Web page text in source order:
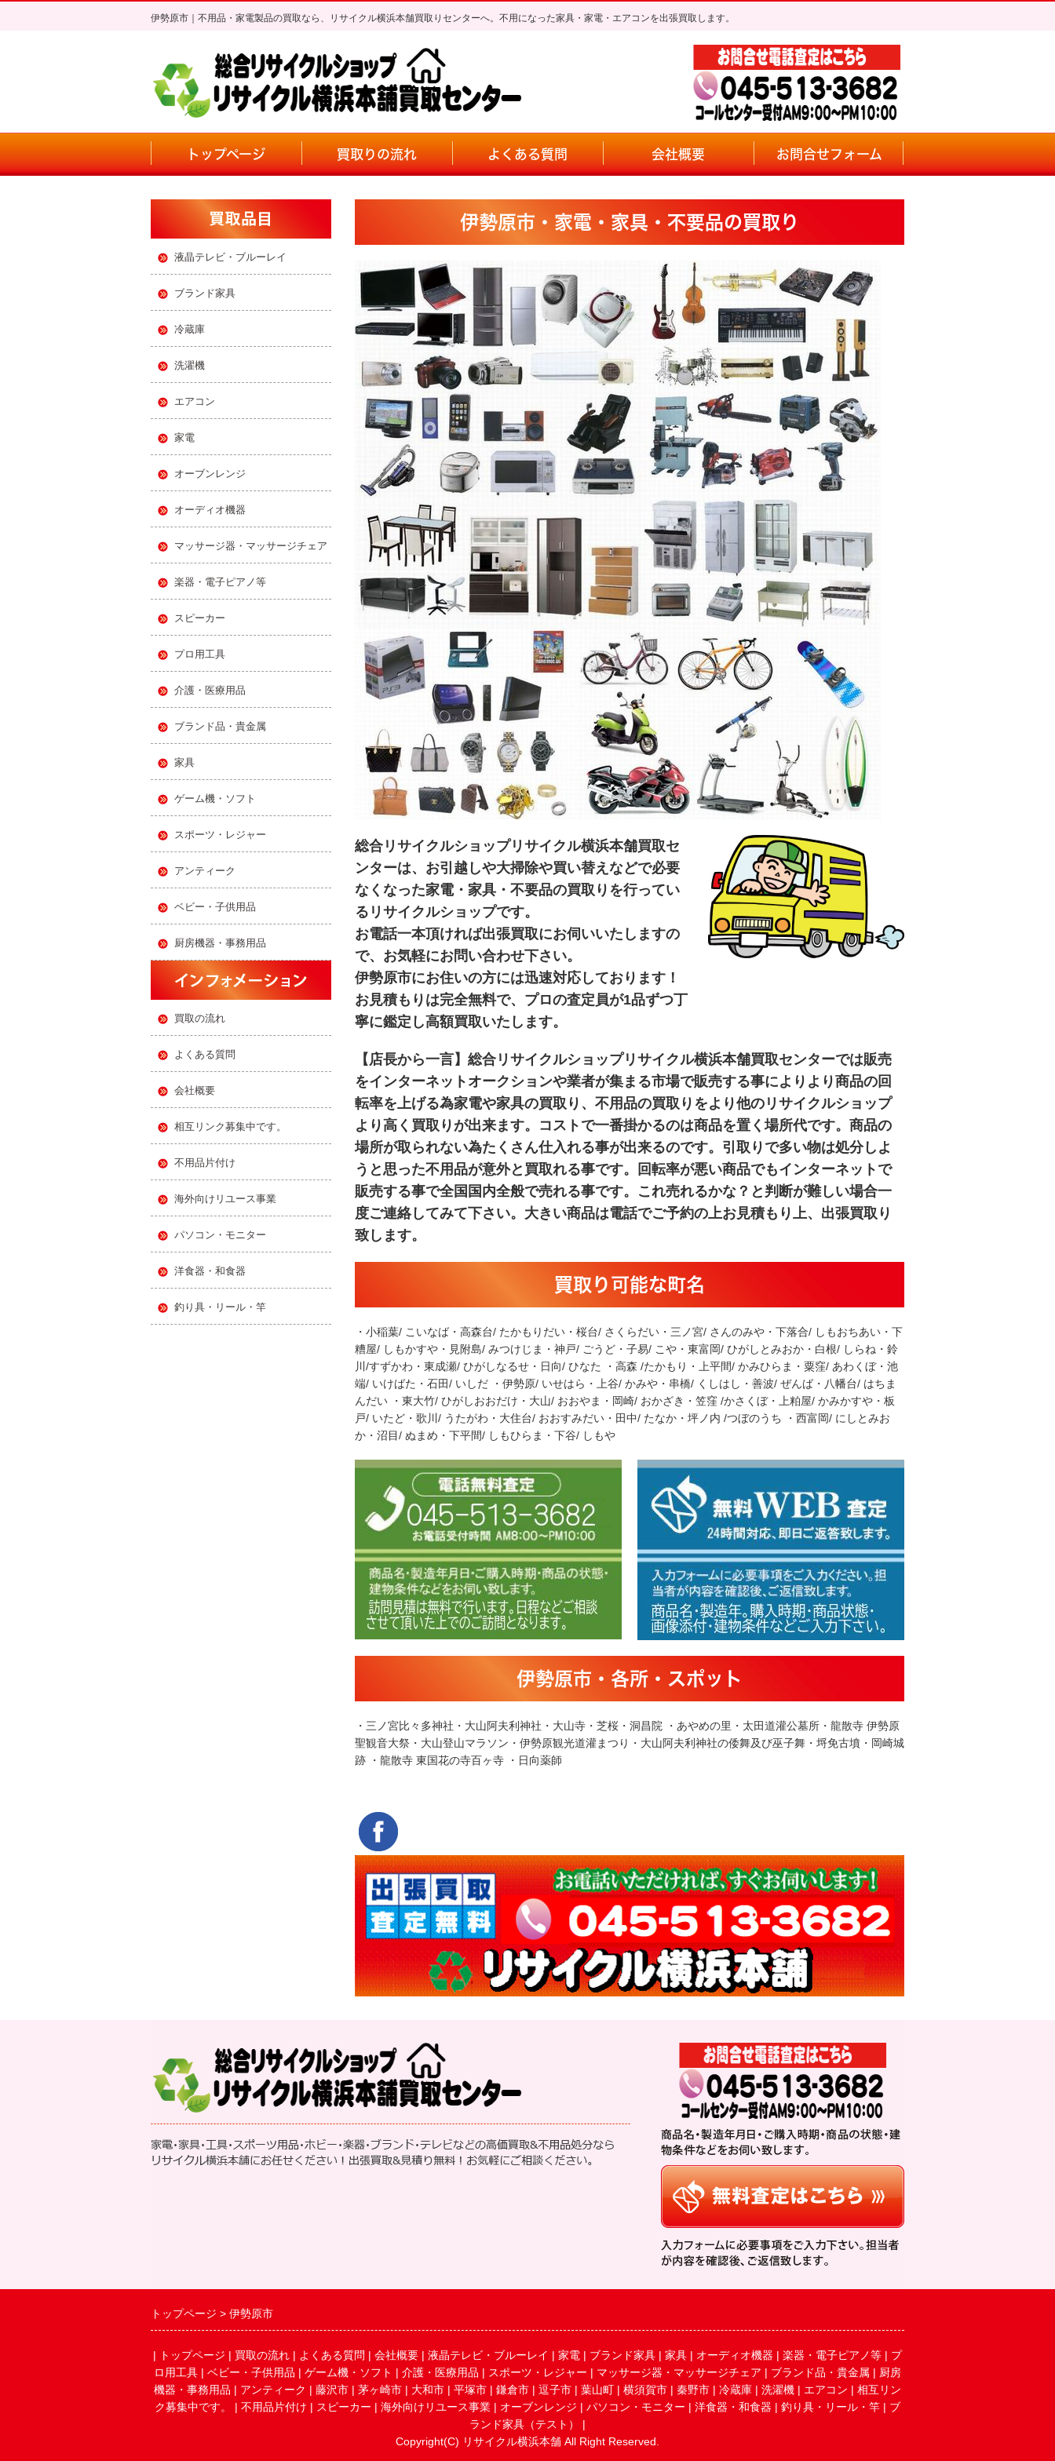
伊勢原市｜不用品・家電製品の買取なら、リサイクル横浜本舗買取りセンターへ。不用になった家具・家電・エアコンを出張買取します。
トップページ 買取りの流れ よくある質問 会社概要 お問合せフォーム
液晶テレビ・ブルーレイ
ブランド家具
冷蔵庫
洗濯機
エアコン
家電
オーブンレンジ
オーディオ機器
マッサージ器・マッサージチェア
楽器・電子ピアノ等
スピーカー
プロ用工具
介護・医療用品
ブランド品・貴金属
家具
ゲーム機・ソフト
スポーツ・レジャー
アンティーク
ベビー・子供用品
厨房機器・事務用品
買取の流れ
よくある質問
会社概要
相互リンク募集中です。
不用品片付け
海外向けリユース事業
パソコン・モニター
洋食器・和食器
釣り具・リール・竿
伊勢原市・家電・家具・不要品の買取り
総合リサイクルショップリサイクル横浜本舗買取セ
ンターは、お引越しや大掃除や買い替えなどで必要
なくなった家電・家具・不要品の買取りを行ってい
るリサイクルショップです。
お電話一本頂ければ出張買取にお伺いいたしますの
で、お気軽にお問い合わせ下さい。
伊勢原市にお住いの方には迅速対応しております！
お見積もりは完全無料で、プロの査定員が1品ずつ丁
寧に鑑定し高額買取いたします。
【店長から一言】総合リサイクルショップリサイクル横浜本舗買取センターでは販売
をインターネットオークションや業者が集まる市場で販売する事によりより商品の回
転率を上げる為家電や家具の買取り、不用品の買取りをより他のリサイクルショップ
より高く買取りが出来ます。コストで一番掛かるのは商品を置く場所代です。商品の
場所が取られない為たくさん仕入れる事が出来るのです。引取りで多い物は処分しよ
うと思った不用品が意外と買取れる事です。回転率が悪い商品でもインターネットで
販売する事で全国国内全般で売れる事です。これ売れるかな？と判断が難しい場合一
度ご連絡してみて下さい。大きい商品は電話でご予約の上お見積もり上、出張買取り
致します。
買取り可能な町名
・小稲葉/ こいなば・高森台/ たかもりだい・桜台/ さくらだい・三ノ宮/ さんのみや・下落合/ しもおちあい・下
糟屋/ しもかすや・見附島/ みつけじま・神戸/ ごうど・子易/ こや・東富岡/ ひがしとみおか・白根/ しらね・鈴
川/すずかわ・東成瀬/ ひがしなるせ・日向/ ひなた ・高森 /たかもり・上平間/ かみひらま・粟窪/ あわくぼ・池
端/ いけばた・石田/ いしだ ・伊勢原/ いせはら・上谷/ かみや・串橋/ くしはし・善波/ ぜんば・八幡台/ はちま
んだい ・東大竹/ ひがしおおだけ・大山/ おおやま・岡崎/ おかざき・笠窪 /かさくぼ・上粕屋/ かみかすや・板
戸/ いたど・歌川/ うたがわ・大住台/ おおすみだい・田中/ たなか・坪ノ内 /つぼのうち ・西富岡/ にしとみお
か・沼目/ ぬまめ・下平間/ しもひらま・下谷/ しもや
伊勢原市・各所・スポット
・三ノ宮比々多神社・大山阿夫利神社・大山寺・芝桜・洞昌院 ・あやめの里・太田道灌公墓所・龍散寺 伊勢原
聖観音大祭・大山登山マラソン・伊勢原観光道灌まつり・大山阿夫利神社の倭舞及び巫子舞・埒免古墳・岡崎城
跡 ・龍散寺 東国花の寺百ヶ寺 ・日向薬師
トップページ 伊勢原市
| トップページ | 買取の流れ | よくある質問 | 会社概要 | 液晶テレビ・ブルーレイ | 家電 | ブランド家具 | 家具 | オーディオ機器 | 楽器・電子ピアノ等 | プ
ロ用工具 | ベビー・子供用品 | ゲーム機・ソフト | 介護・医療用品 | スポーツ・レジャー | マッサージ器・マッサージチェア | ブランド品・貴金属 | 厨房
機器・事務用品 | アンティーク | 藤沢市 | 茅ヶ崎市 | 大和市 | 平塚市 | 鎌倉市 | 逗子市 | 葉山町 | 横須賀市 | 秦野市 | 冷蔵庫 | 洗濯機 | エアコン | 相互リン
ク募集中です。
| 不用品片付け | スピーカー | 海外向けリユース事業 | オーブンレンジ | パソコン・モニター | 洋食器・和食器 | 釣り具・リール・竿 | ブ
ランド家具（テスト）
|
Copyright(C) リサイクル横浜本舗 All Right Reserved.